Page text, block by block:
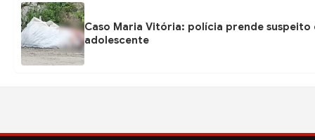
Caso Maria Vitória: polícia prende
adolescente